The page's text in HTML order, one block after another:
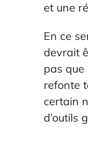
et une
En ce
devrait
pas que
refonte
certain
d’outils